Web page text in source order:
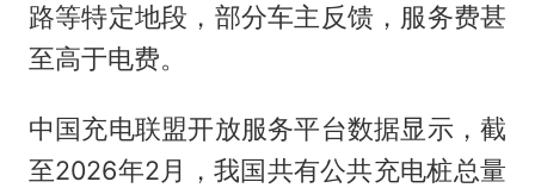
路等特定地段，部分车主反馈，服务费甚
至高于电费。
中国充电联盟开放服务平台数据显示，截
至2026年2月，我国共有公共充电桩总量